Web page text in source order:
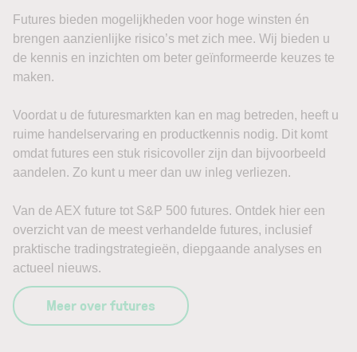
Futures bieden mogelijkheden voor hoge winsten én
brengen aanzienlijke risico’s met zich mee. Wij bieden u
de kennis en inzichten om beter geïnformeerde keuzes te
maken.
Voordat u de futuresmarkten kan en mag betreden, heeft u
ruime handelservaring en productkennis nodig. Dit komt
omdat futures een stuk risicovoller zijn dan bijvoorbeeld
aandelen. Zo kunt u meer dan uw inleg verliezen.
Van de AEX future tot S&P 500 futures. Ontdek hier een
overzicht van de meest verhandelde futures, inclusief
praktische tradingstrategieën, diepgaande analyses en
actueel nieuws.
Meer over futures